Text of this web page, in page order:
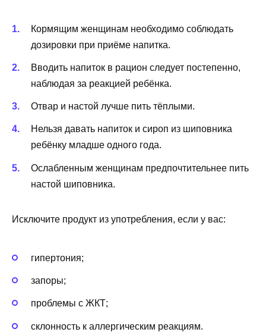
Кормящим женщинам необходимо соблюдать
дозировки при приёме напитка.
Вводить напиток в рацион следует постепенно,
наблюдая за реакцией ребёнка.
Отвар и настой лучше пить тёплыми.
Нельзя давать напиток и сироп из шиповника
ребёнку младше одного года.
Ослабленным женщинам предпочтительнее пить
настой шиповника.
Исключите продукт из употребления, если у вас:
гипертония;
запоры;
проблемы с ЖКТ;
склонность к аллергическим реакциям.